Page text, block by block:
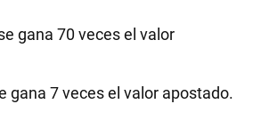
gana 70 veces el valor
gana 7 veces el valor apostado.